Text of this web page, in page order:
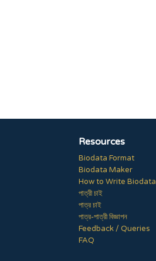
Resources
Biodata Format
Biodata Maker
How to Write Biodata
পাত্রী চাই
পাত্র চাই
পাত্র-পাত্রী বিজ্ঞাপন
Feedback / Queries
FAQ